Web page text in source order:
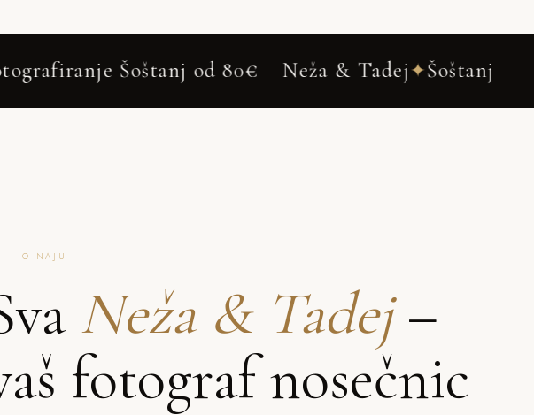
Šoštanj od 80€ – Neža & Tadej✦Šoštanj
O NAJU
Neža & Tadej–
fotograf nosečnic